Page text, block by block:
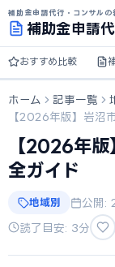
補助金申請代行・コンサルの
補助金申請
おすすめ比較
ホーム 記事一覧
【2026年版】岩沼
【2026年
全ガイド
地域別 公開:
読了目安: 3分